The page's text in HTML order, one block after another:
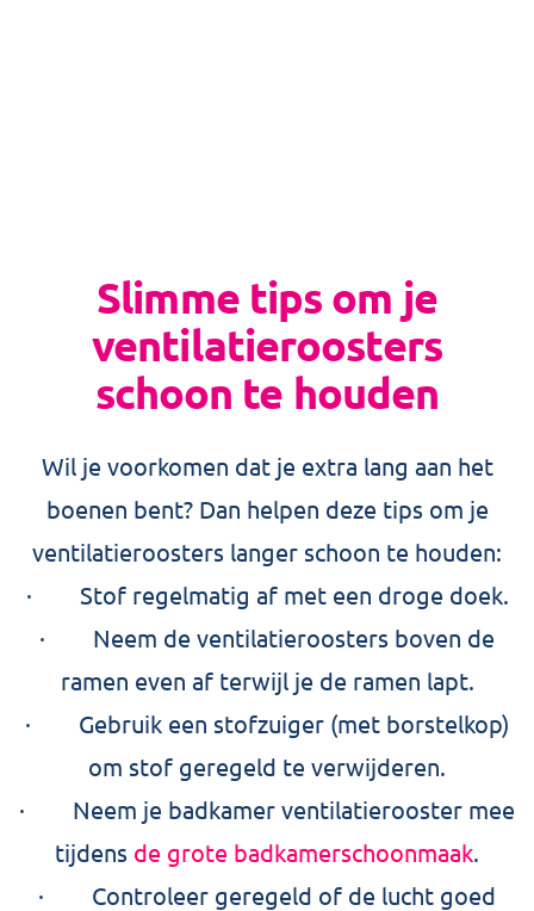
Slimme tips om je
ventilatieroosters
schoon te houden
Wil je voorkomen dat je extra lang aan het
boenen bent? Dan helpen deze tips om je
ventilatieroosters langer schoon te houden:
· Stof regelmatig af met een droge doek.
· Neem de ventilatieroosters boven de
ramen even af terwijl je de ramen lapt.
· Gebruik een stofzuiger (met borstelkop)
om stof geregeld te verwijderen.
· Neem je badkamer ventilatierooster mee
tijdens de grote badkamerschoonmaak.
· Controleer geregeld of de lucht goed